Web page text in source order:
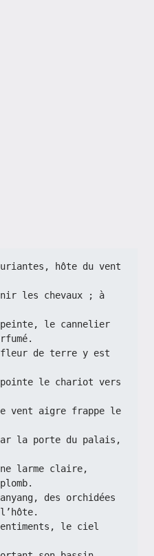
les chevaux ; à
de terre y est
vent aigre frappe le
larme claire,
le ciel